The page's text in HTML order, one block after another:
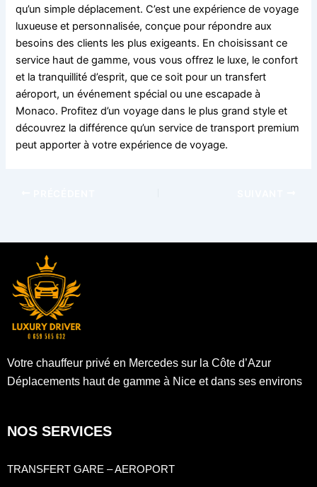
qu’un simple déplacement. C’est une expérience de voyage
luxueuse et personnalisée, conçue pour répondre aux
besoins des clients les plus exigeants. En choisissant ce
service haut de gamme, vous vous offrez le luxe, le confort
et la tranquillité d’esprit, que ce soit pour un transfert
aéroport, un événement spécial ou une escapade à
Monaco. Profitez d’un voyage dans le plus grand style et
découvrez la différence qu’un service de transport premium
peut apporter à votre expérience de voyage.
Votre chauffeur privé en Mercedes sur la Côte d’Azur
Déplacements haut de gamme à Nice et dans ses environs
NOS SERVICES
TRANSFERT GARE – AEROPORT